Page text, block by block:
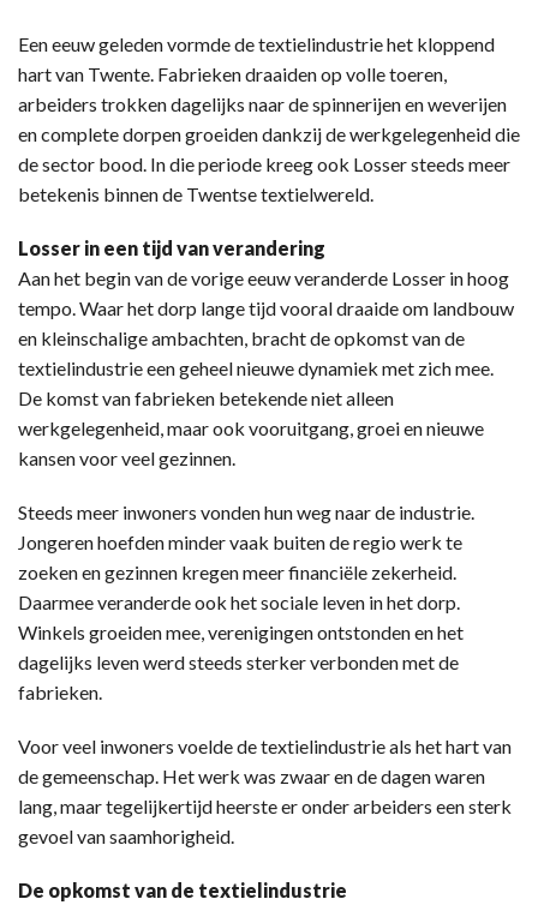
Een eeuw geleden vormde de textielindustrie het kloppend
hart van Twente. Fabrieken draaiden op volle toeren,
arbeiders trokken dagelijks naar de spinnerijen en weverijen
en complete dorpen groeiden dankzij de werkgelegenheid die
de sector bood. In die periode kreeg ook Losser steeds meer
betekenis binnen de Twentse textielwereld.
Losser in een tijd van verandering
Aan het begin van de vorige eeuw veranderde Losser in hoog
tempo. Waar het dorp lange tijd vooral draaide om landbouw
en kleinschalige ambachten, bracht de opkomst van de
textielindustrie een geheel nieuwe dynamiek met zich mee.
De komst van fabrieken betekende niet alleen
werkgelegenheid, maar ook vooruitgang, groei en nieuwe
kansen voor veel gezinnen.
Steeds meer inwoners vonden hun weg naar de industrie.
Jongeren hoefden minder vaak buiten de regio werk te
zoeken en gezinnen kregen meer financiële zekerheid.
Daarmee veranderde ook het sociale leven in het dorp.
Winkels groeiden mee, verenigingen ontstonden en het
dagelijks leven werd steeds sterker verbonden met de
fabrieken.
Voor veel inwoners voelde de textielindustrie als het hart van
de gemeenschap. Het werk was zwaar en de dagen waren
lang, maar tegelijkertijd heerste er onder arbeiders een sterk
gevoel van saamhorigheid.
De opkomst van de textielindustrie